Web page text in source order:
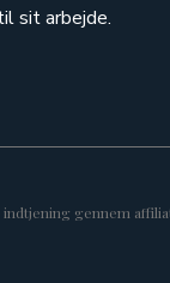
sit arbejde.
gennem